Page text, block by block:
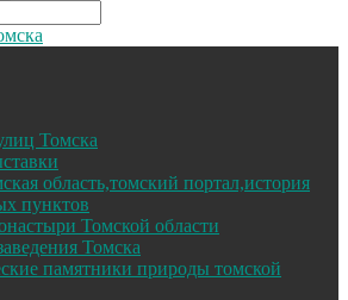
Томска
область,томский портал,история
пунктов
Томской области
Томска
памятники природы томской